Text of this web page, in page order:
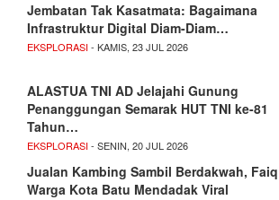
Jembatan Tak Kasatmata: Bagaimana
Infrastruktur Digital Diam-Diam…
EKSPLORASI- KAMIS, 23 JUL 2026
ALASTUA TNI AD Jelajahi Gunung
Penanggungan Semarak HUT TNI ke-81
Tahun…
EKSPLORASI- SENIN, 20 JUL 2026
Jualan Kambing Sambil Berdakwah, Faiq
Warga Kota Batu Mendadak Viral